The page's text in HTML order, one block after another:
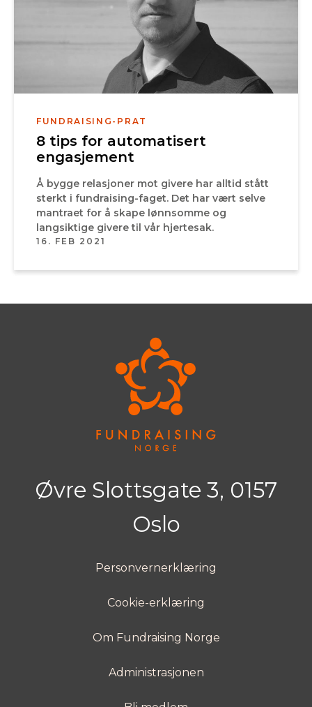
FUNDRAISING-PRAT
8 tips for automatisert
engasjement
Å bygge relasjoner mot givere har alltid stått
sterkt i fundraising-faget. Det har vært selve
mantraet for å skape lønnsomme og
langsiktige givere til vår hjertesak.
16. FEB 2021
Øvre Slottsgate 3, 0157
Oslo
Personvernerklæring
Cookie-erklæring
Om Fundraising Norge
Administrasjonen